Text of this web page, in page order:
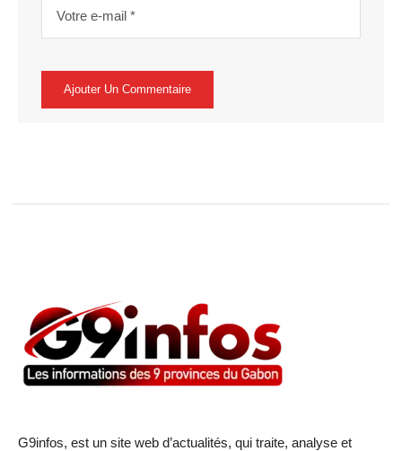
G9infos, est un site web d’actualités, qui traite, analyse et